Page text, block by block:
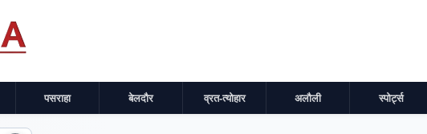
पसराहा बेलदौर व्रत-त्योहार अलौली स्पोर्ट्स